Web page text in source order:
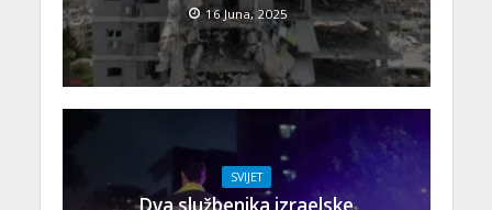
16 Juna, 2025
SVIJET
Dva službenika izraelske